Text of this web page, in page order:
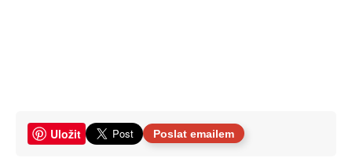
Uložit Poslat emailem